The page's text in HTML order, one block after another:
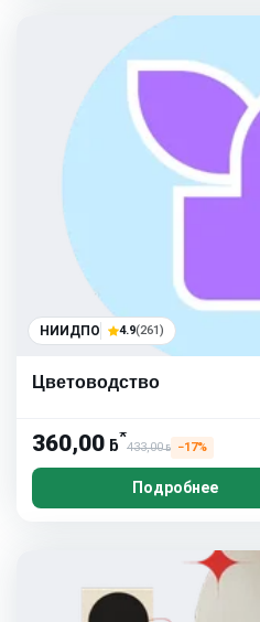
НИИДПО 4.9(261)
Цветоводство
360,00 ƃ*
433,00ƃ −17%
Подробнее